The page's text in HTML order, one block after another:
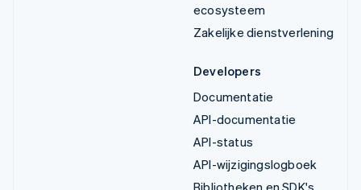
ecosysteem
Zakelijke dienstverlening
Developers
Documentatie
API-documentatie
API-status
API-wijzigingslogboek
Bibliotheken en SDK's